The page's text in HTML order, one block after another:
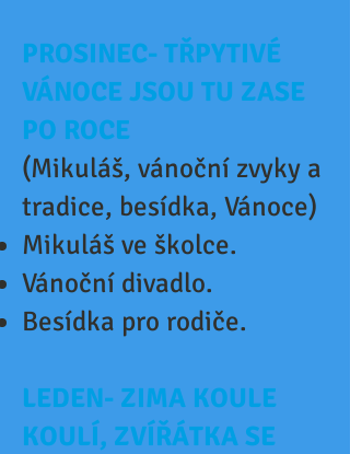
PROSINEC- TŘPYTIVÉ
VÁNOCE JSOU TU ZASE
PO ROCE
(Mikuláš, vánoční zvyky a
tradice, besídka, Vánoce)
Mikuláš ve školce.
Vánoční divadlo.
Besídka pro rodiče.
LEDEN- ZIMA KOULE
KOULÍ, ZVÍŘÁTKA SE